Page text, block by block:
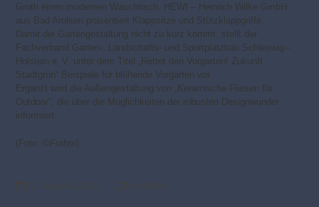
Groth einen modernen Waschtisch. HEWI – Heinrich Wilke GmbH
aus Bad Arolsen präsentiert Klappsitze und Stützklappgriffe.
Damit die Gartengestaltung nicht zu kurz kommt, stellt der
Fachverband Garten-, Landschafts- und Sportplatzbau Schleswig-­
Holstein e. V. unter dem Titel „Rettet den Vorgarten! Zukunft
Stadtgrün“ Beispiele für blühende Vorgärten vor.
Ergänzt wird die Außengestaltung von „Keramische Fliesen für
Outdoor“, die über die Möglichkeiten der robusten Designwunder
informiert.
(Foto: © Frahm)